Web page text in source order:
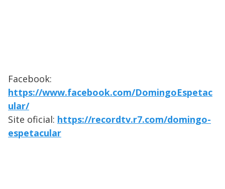
Facebook:
https://www.facebook.com/DomingoEspetac
ular/
Site oficial: https://recordtv.r7.com/domingo-
espetacular